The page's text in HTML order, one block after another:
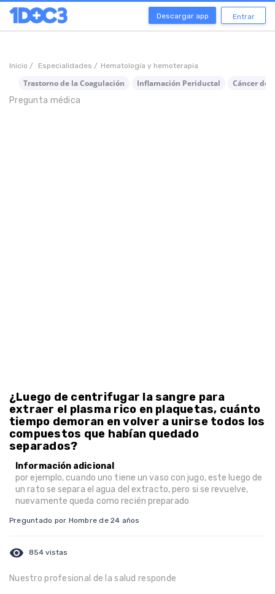
Descargar app Entrar
Inicio / Especialidades / Hematología y hemoterapia
Trastorno de la Coagulación Inflamación Periductal
Cáncer de
Pregunta médica
¿Luego de centrifugar la sangre para
extraer el plasma rico en plaquetas, cuánto
tiempo demoran en volver a unirse todos los
compuestos que habían quedado
separados?
Información adicional
por ejemplo, cuando uno tiene un vaso con jugo, este luego de
un rato se separa el agua del extracto, pero si se revuelve,
nuevamente queda como recién preparado
Preguntado por Hombre de 24 años
visibility 854 vistas
Nuestro profesional de la salud responde